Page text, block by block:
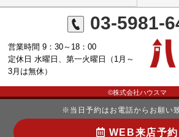
03-5981-
営業時間 9：30～18：00
定休日 水曜日、第一火曜日（1月～
3月は無休）
©株式会社ハウスマ
※当日予約はお電話からお願い
WEB来店予約